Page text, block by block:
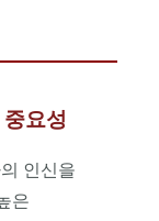
요성
인신을
은